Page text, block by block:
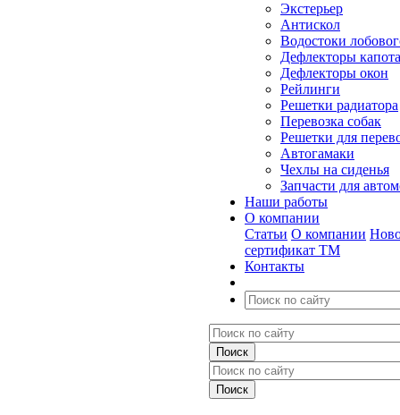
Экстерьер
Антискол
Водостоки
Дефлекторы капота
Дефлекторы окон
Рейлинги
Решетки радиатора
Перевозка собак
Решетки для
Автогамаки
Чехлы на сиденья
Запчасти для
Наши работы
О компании
Статьи О компании
сертификат ТМ
Контакты